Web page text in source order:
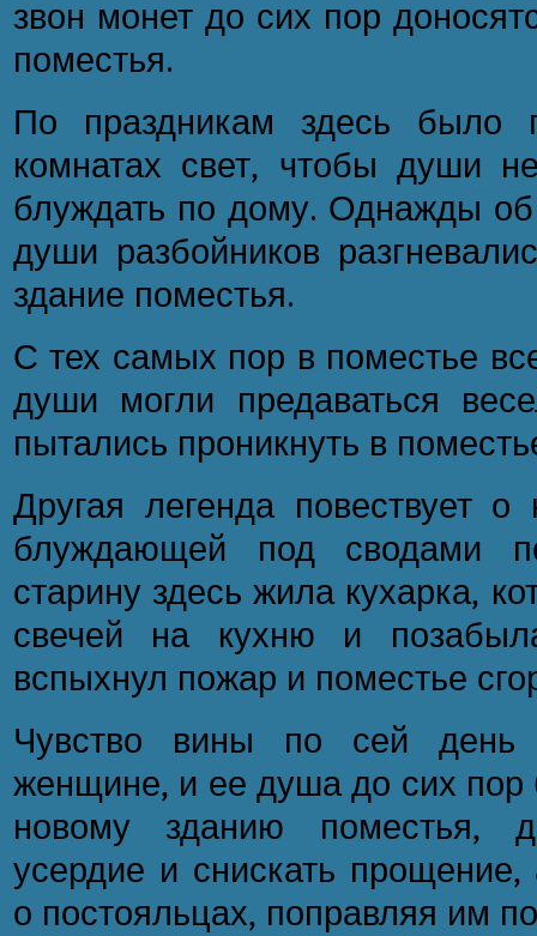
звон монет до сих пор
поместья.
По праздникам здесь было
комнатах свет, чтобы души
блуждать по дому. Однажды
души разбойников
здание поместья.
С тех самых пор в поместье
души могли предаваться
пытались проникнуть в
Другая легенда повествует
блуждающей под сводами
старину здесь жила кухарка,
свечей на кухню и
вспыхнул пожар и поместье
Чувство вины по сей
женщине, и ее душа до сих пор
новому зданию поместья,
усердие и снискать прощение,
о постояльцах, поправляя им